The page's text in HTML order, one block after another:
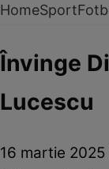
HomeSport
Învinge
Lucescu
16 martie 2025